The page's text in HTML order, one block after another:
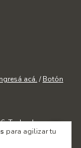
para agilizar tu
acá. / Botón
Todos los